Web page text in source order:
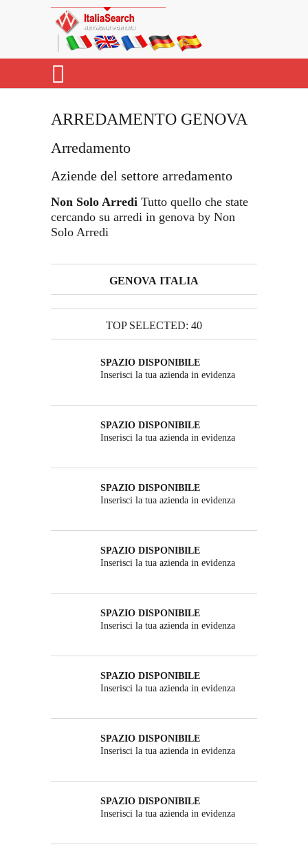
ARREDAMENTO GENOVA
Arredamento
Aziende del settore arredamento
Non Solo Arredi Tutto quello che state
cercando su arredi in genova by Non
Solo Arredi
GENOVA ITALIA
TOP SELECTED: 40
SPAZIO DISPONIBILE
Inserisci la tua azienda in evidenza
SPAZIO DISPONIBILE
Inserisci la tua azienda in evidenza
SPAZIO DISPONIBILE
Inserisci la tua azienda in evidenza
SPAZIO DISPONIBILE
Inserisci la tua azienda in evidenza
SPAZIO DISPONIBILE
Inserisci la tua azienda in evidenza
SPAZIO DISPONIBILE
Inserisci la tua azienda in evidenza
SPAZIO DISPONIBILE
Inserisci la tua azienda in evidenza
SPAZIO DISPONIBILE
Inserisci la tua azienda in evidenza